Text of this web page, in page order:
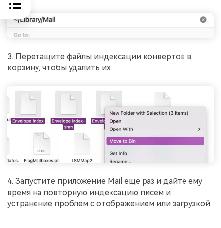
3. Перетащите файлы индексации конвертов в
корзину, чтобы удалить их.
4. Запустите приложение Mail еще раз и дайте ему
время на повторную индексацию писем и
устранение проблем с отображением или загрузкой.